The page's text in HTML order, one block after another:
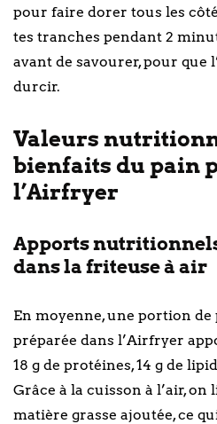
pour faire dorer tous les
tes tranches pendant 2
avant de savourer, pour que
durcir.
Valeurs
bienfaits du pain
l’Airfryer
Apports
dans la friteuse à air
En moyenne, une portion de
préparée dans l’Airfryer
18 g de protéines, 14 g de
Grâce à la cuisson à l’air,
matière grasse ajoutée, ce